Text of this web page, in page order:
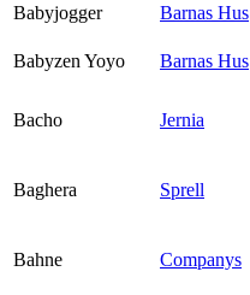
Babyjogger
Barnas Hus
Babyzen Yoyo
Barnas Hus
Bacho Jernia
Baghera Sprell
Bahne Companys